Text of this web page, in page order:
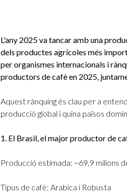
L'any 2025 va tancar amb una
dels productes agrícoles més
per organismes internacionals i
productors de cafè en 2025,
Aquest rànquing és clau per a
producció global i quina països
1. El Brasil, el major productor de
Producció estimada: ~69,9 milions
Tipus de cafè: Arabica i Robusta